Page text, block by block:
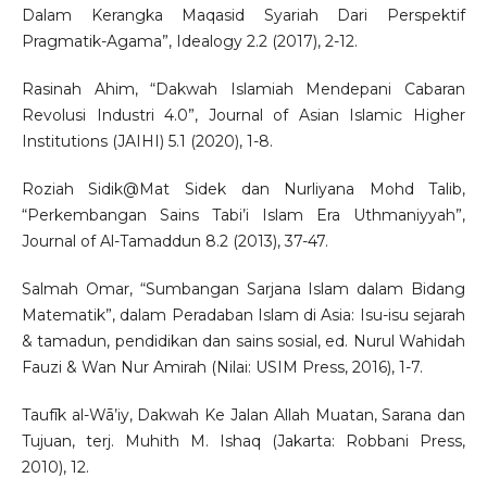
Dalam Kerangka Maqasid Syariah Dari Perspektif
Pragmatik-Agama”, Idealogy 2.2 (2017), 2-12.
Rasinah Ahim, “Dakwah Islamiah Mendepani Cabaran
Revolusi Industri 4.0”, Journal of Asian Islamic Higher
Institutions (JAIHI) 5.1 (2020), 1-8.
Roziah Sidik@Mat Sidek dan Nurliyana Mohd Talib,
“Perkembangan Sains Tabi’i Islam Era Uthmaniyyah”,
Journal of Al-Tamaddun 8.2 (2013), 37-47.
Salmah Omar, “Sumbangan Sarjana Islam dalam Bidang
Matematik”, dalam Peradaban Islam di Asia: Isu-isu sejarah
& tamadun, pendidikan dan sains sosial, ed. Nurul Wahidah
Fauzi & Wan Nur Amirah (Nilai: USIM Press, 2016), 1-7.
Taufīk al-Wā’iy, Dakwah Ke Jalan Allah Muatan, Sarana dan
Tujuan, terj. Muhith M. Ishaq (Jakarta: Robbani Press,
2010), 12.